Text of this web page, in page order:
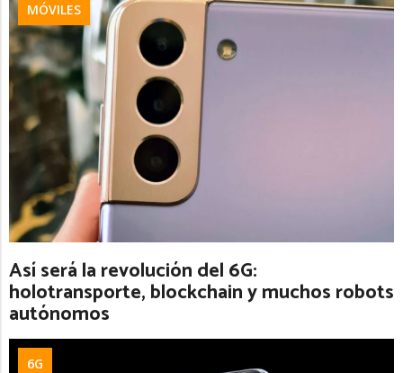
MÓVILES
Así será la revolución del 6G:
holotransporte, blockchain y muchos robots
autónomos
6G